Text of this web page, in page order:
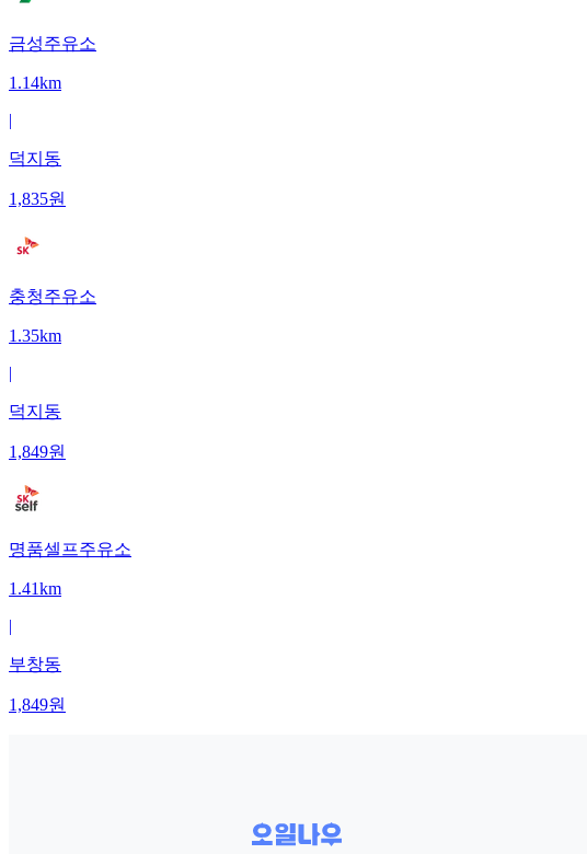
금성주유소
1.14km
|
덕지동
1,835원
충청주유소
1.35km
|
덕지동
1,849원
명품셀프주유소
1.41km
|
부창동
1,849원